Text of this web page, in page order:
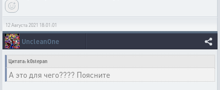
12 Августа 2021 18:01:01
UncleanOne
Цитата: k0stepan
А это для чего???? Поясните